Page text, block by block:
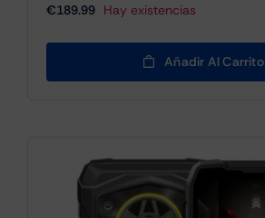
€189.99 Hay existencias
Añadir Al Carrito